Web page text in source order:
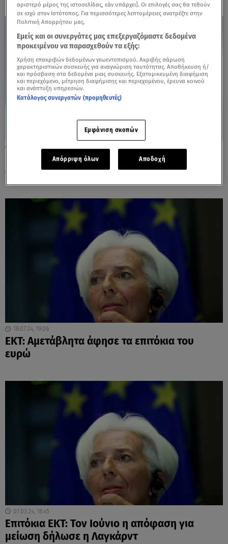
Παράθυρο για νέα μείωση των επιτοκίων
ανοίγει η Λαγκάρντ
18.07.24, 19:06
ΕΚΤ: Αμετάβλητα άφησε τα επιτόκια του
ευρώ
07.03.24, 18:45
Επιτόκια ΕΚΤ: Τον Ιούνιο η απόφαση για
μείωση δήλωσε η Λαγκάρντ
αριστερό μέρος της ιστοσελίδας, εάν υπάρχει]. Οι επιλογές σας θα τεθούν
σε ισχύ στον Ιστότοπος. Για περισσότερες λεπτομέρειες ανατρέξτε στην
Πολιτική Απορρήτου μας.
Εμείς και οι συνεργάτες μας επεξεργαζόμαστε δεδομένα
προκειμένου να παρασχεθούν τα εξής:
Χρήση επακριβών δεδομένων γεωεντοπισμού. Ακριβής σάρωση
χαρακτηριστικών συσκευής για αναγνώριση ταυτότητας. Αποθήκευση ή/
και πρόσβαση στα δεδομένα μιας συσκευής. Εξατομικευμένη διαφήμιση
και περιεχόμενο, μέτρηση διαφήμισης και περιεχομένου, έρευνα κοινού
και ανάπτυξη υπηρεσιών.
Κατάλογος συνεργατών (προμηθευτές)
Εμφάνιση σκοπών
Απόρριψη όλων Αποδοχή